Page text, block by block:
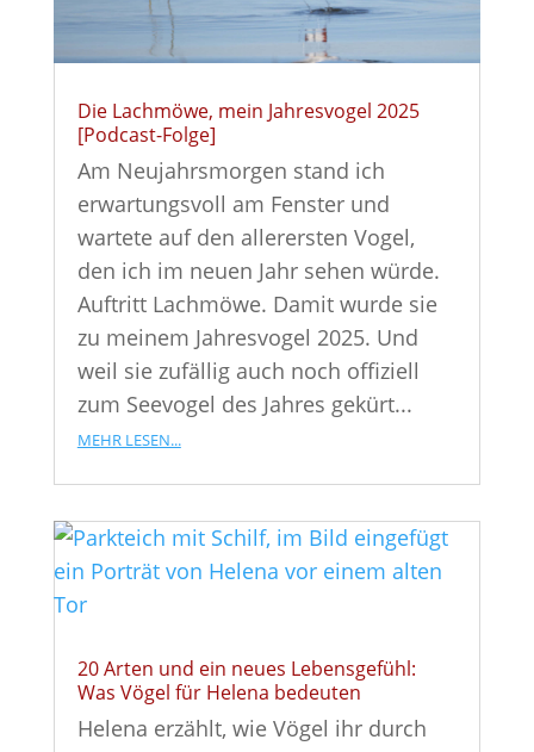
Die Lachmöwe, mein Jahresvogel 2025
[Podcast-Folge]
Am Neujahrsmorgen stand ich
erwartungsvoll am Fenster und
wartete auf den allerersten Vogel,
den ich im neuen Jahr sehen würde.
Auftritt Lachmöwe. Damit wurde sie
zu meinem Jahresvogel 2025. Und
weil sie zufällig auch noch offiziell
zum Seevogel des Jahres gekürt...
mehr lesen...
20 Arten und ein neues Lebensgefühl:
Was Vögel für Helena bedeuten
Helena erzählt, wie Vögel ihr durch